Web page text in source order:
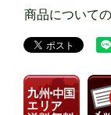
商品について